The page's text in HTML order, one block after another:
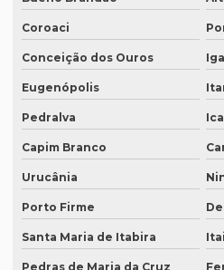
Preço de tradução de árabe
Preço tradução em chinês
Preço tradução francês portugues
Preço de tradução juramentada
Preço tradução juramentada
Preço tradução juramentada brasil
Preço de tradução juramentada
Coroaci
Conceição dos Ouros
Eugenópolis
Pedralva
Capim Branco
Urucânia
Porto Firme
Santa Maria de Itabira
Pedras de Maria da Cruz